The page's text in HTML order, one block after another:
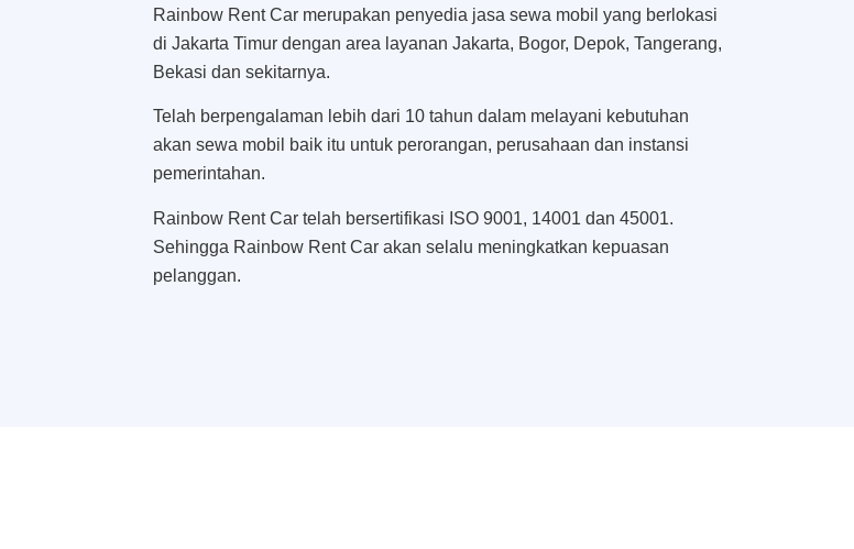
Rainbow Rent Car merupakan penyedia jasa sewa mobil yang berlokasi
di Jakarta Timur dengan area layanan Jakarta, Bogor, Depok, Tangerang,
Bekasi dan sekitarnya.
Telah berpengalaman lebih dari 10 tahun dalam melayani kebutuhan
akan sewa mobil baik itu untuk perorangan, perusahaan dan instansi
pemerintahan.
Rainbow Rent Car telah bersertifikasi ISO 9001, 14001 dan 45001.
Sehingga Rainbow Rent Car akan selalu meningkatkan kepuasan
pelanggan.